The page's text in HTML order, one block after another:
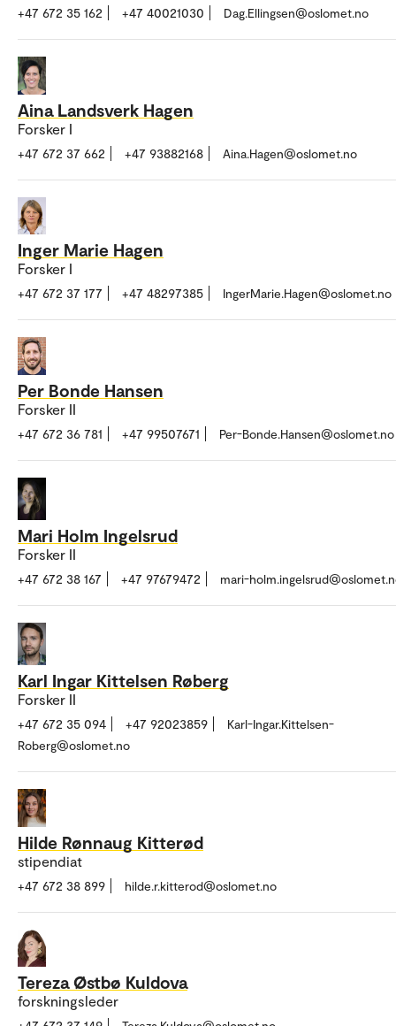
+47 672 35 162 +47 40021030 Dag.Ellingsen@oslomet.no
Aina Landsverk Hagen
Forsker I
+47 672 37 662 +47 93882168 Aina.Hagen@oslomet.no
Inger Marie Hagen
Forsker I
+47 672 37 177 +47 48297385 IngerMarie.Hagen@oslomet.no
Per Bonde Hansen
Forsker II
+47 672 36 781 +47 99507671 Per-Bonde.Hansen@oslomet.no
Mari Holm Ingelsrud
Forsker II
+47 672 38 167 +47 97679472 mari-
Karl Ingar Kittelsen Røberg
Forsker II
+47 672 35 094 +47 92023859
Karl-Ingar.Kittelsen-
Roberg@oslomet.no
Hilde Rønnaug Kitterød
stipendiat
+47 672 38 899 hilde.r.kitterod@oslomet.no
Tereza Østbø Kuldova
forskningsleder